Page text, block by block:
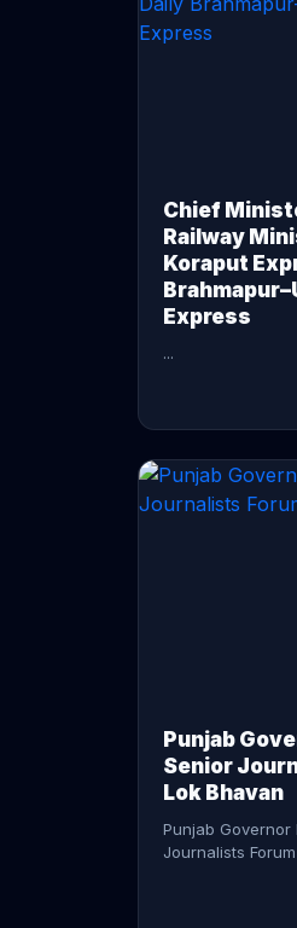
Chief
Railway
Koraput
Express
...
Punjab
Senior
Lok Bhavan
Punjab
Journalists